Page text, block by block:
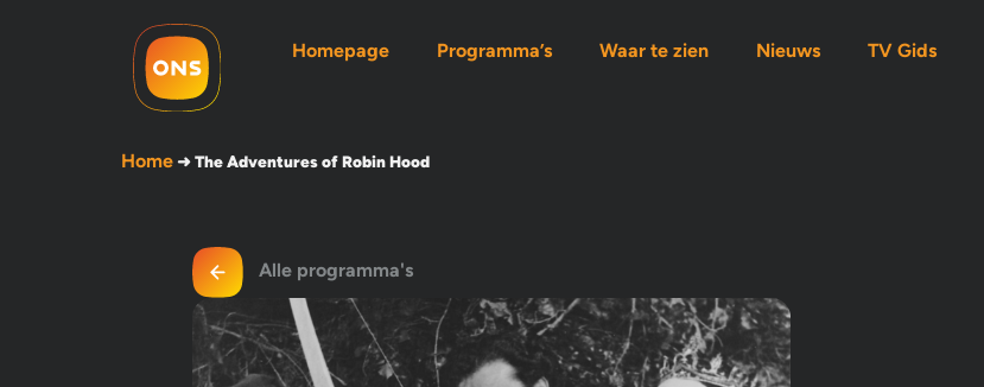
Homepage Programma’s Waar te zien Nieuws TV Gids
Home➜The Adventures of Robin Hood
Alle programma's